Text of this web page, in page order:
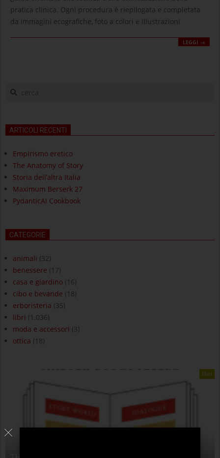
pratica clinica. Ogni procedura è riepilogata e completata
da immagini ecografiche, foto a colori e illustrazioni
LEGGI →
cerca
ARTICOLI RECENTI
Empirismo eretico
The Anatomy of Story
Storia dell’altra Italia
Maximum Berserk 27
PydanticAI Cookbook
CATEGORIE
animali (32)
benessere (17)
casa e giardino (16)
cibo e bevande (18)
erboristeria (35)
libri (1.036)
moda e accessori (3)
ottica (18)
libri